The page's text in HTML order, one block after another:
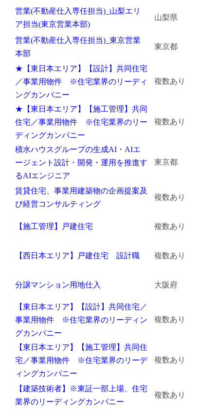
メディカル（医薬品・CRO・医療機器）
医療・介護・福祉
その他
次へ（ご経験職種を選択）
営業(不動産仕入専任担当)_山梨エリ
ア担当(東京営業本部)
山梨県
営業(不動産仕入専任担当)_東京営業
本部
東京都
★【東日本エリア】【設計】共同住宅
／事業用物件 ※住宅業界のリーディ
ングカンパニー
複数あり
★【東日本エリア】【施工管理】共同
住宅／事業用物件 ※住宅業界のリー
ディングカンパニー
複数あり
積水ハウスグループの生成AI・AIエ
ージェント設計・開発・運用を推進す
るAIエンジニア
東京都
賃貸住宅、事業用建築物の企画提案及
び経営コンサルティング
複数あり
【施工管理】戸建住宅 複数あり
【西日本エリア】戸建住宅 設計職 複数あり
分譲マンション用地仕入 大阪府
【東日本エリア】【設計】共同住宅／
事業用物件 ※住宅業界のリーディン
グカンパニー
複数あり
【東日本エリア】【施工管理】共同住
宅／事業用物件 ※住宅業界のリーデ
ィングカンパニー
複数あり
【建築技術者】※東証一部上場、住宅
業界のリーディングカンパニー
複数あり